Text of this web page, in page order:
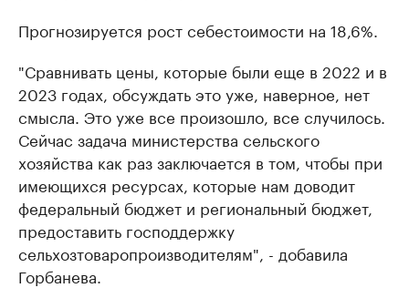
Прогнозируется рост себестоимости на 18,6%.
"Сравнивать цены, которые были еще в 2022 и в
2023 годах, обсуждать это уже, наверное, нет
смысла. Это уже все произошло, все случилось.
Сейчас задача министерства сельского
хозяйства как раз заключается в том, чтобы при
имеющихся ресурсах, которые нам доводит
федеральный бюджет и региональный бюджет,
предоставить господдержку
сельхозтоваропроизводителям", - добавила
Горбанева.